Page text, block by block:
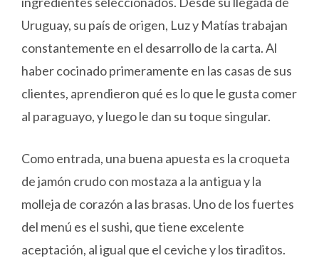
Uruguay, su país de origen, Luz y Matías trabajan
constantemente en el desarrollo de la carta. Al
haber cocinado primeramente en las casas de sus
clientes, aprendieron qué es lo que le gusta comer
al paraguayo, y luego le dan su toque singular.
Como entrada, una buena apuesta es la croqueta
de jamón crudo con mostaza a la antigua y la
molleja de corazón a las brasas. Uno de los fuertes
del menú es el sushi, que tiene excelente
aceptación, al igual que el ceviche y los tiraditos.